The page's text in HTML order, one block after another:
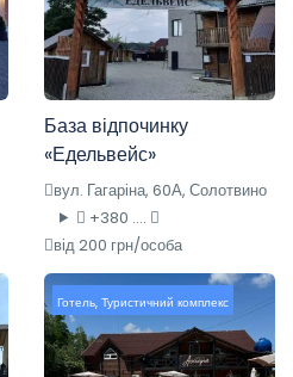
База відпочинку
«Едельвейс»
вул. Гагаріна, 60А, Солотвино
+380 ....
від 200 грн/особа
Готель, Туристичний комплекс